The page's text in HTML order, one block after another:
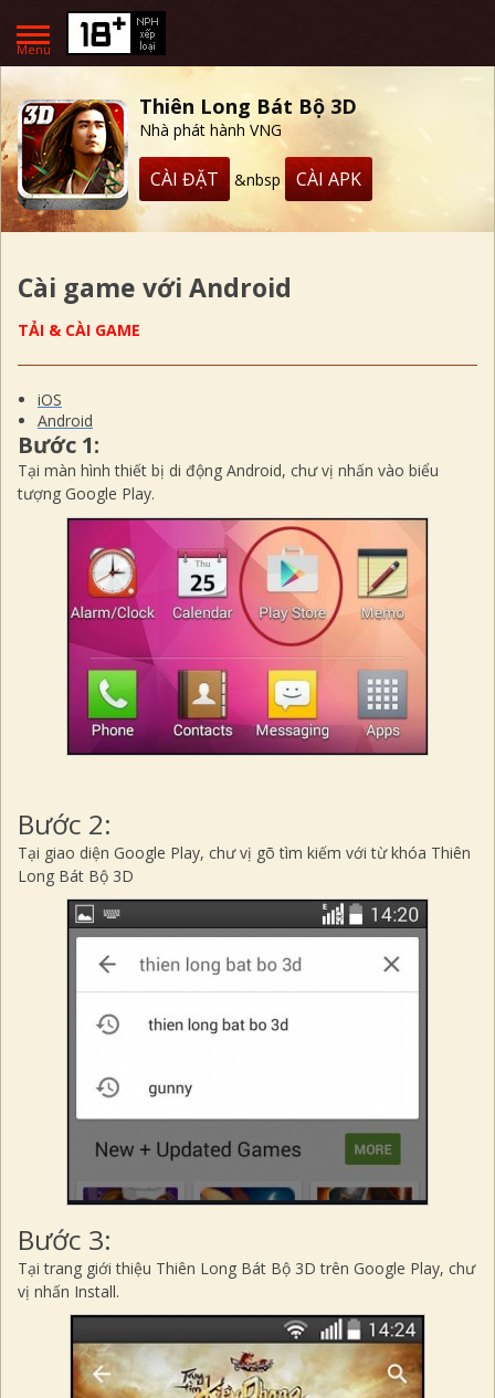
Menu
Thiên Long Bát Bộ 3D
Nhà phát hành VNG
CÀI ĐẶT &nbsp CÀI APK
Cài game với Android
TẢI & CÀI GAME
iOS
Android
Bước 1:
Tại màn hình thiết bị di động Android, chư vị nhấn vào biểu
tượng Google Play.
Bước 2:
Tại giao diện Google Play, chư vị gõ tìm kiếm với từ khóa Thiên
Long Bát Bộ 3D
Bước 3:
Tại trang giới thiệu Thiên Long Bát Bộ 3D trên Google Play, chư
vị nhấn Install.